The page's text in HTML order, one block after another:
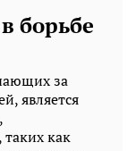
борьбе
за
является
как